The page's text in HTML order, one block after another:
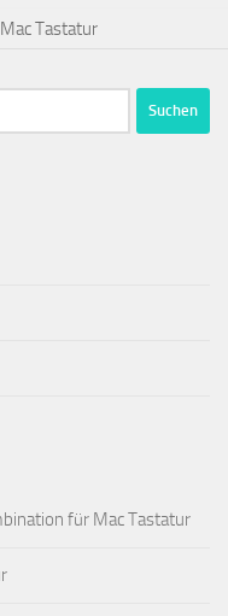
Tastatur
für Mac Tastatur